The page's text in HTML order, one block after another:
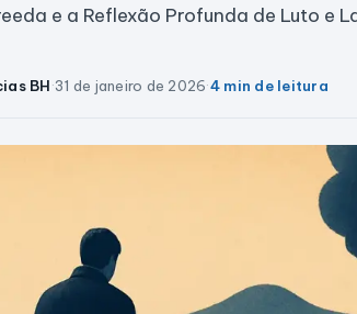
e a Reflexão Profunda de Luto e
BH·31 de janeiro de 2026·4 min de leitura